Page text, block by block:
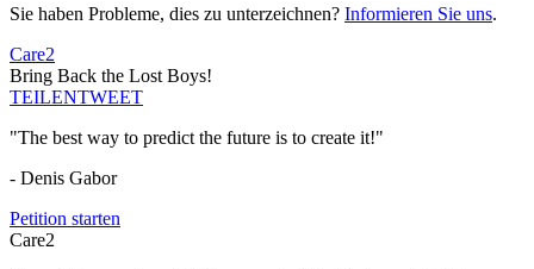
Sie haben Probleme, dies zu unterzeichnen? Informieren Sie uns.
Care2
Bring Back the Lost Boys!
TEILENTWEET
"The best way to predict the future is to create it!"
- Denis Gabor
Petition starten
Care2